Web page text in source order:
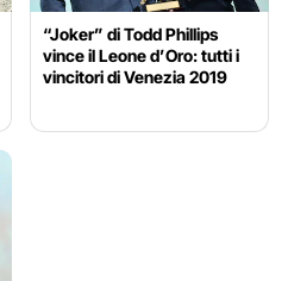
“Joker” di Todd Phillips
vince il Leone d’Oro: tutti i
vincitori di Venezia 2019